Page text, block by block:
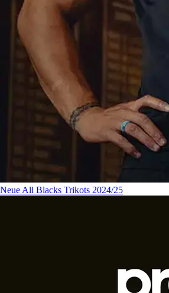
Neue All Blacks Trikots 2024/25